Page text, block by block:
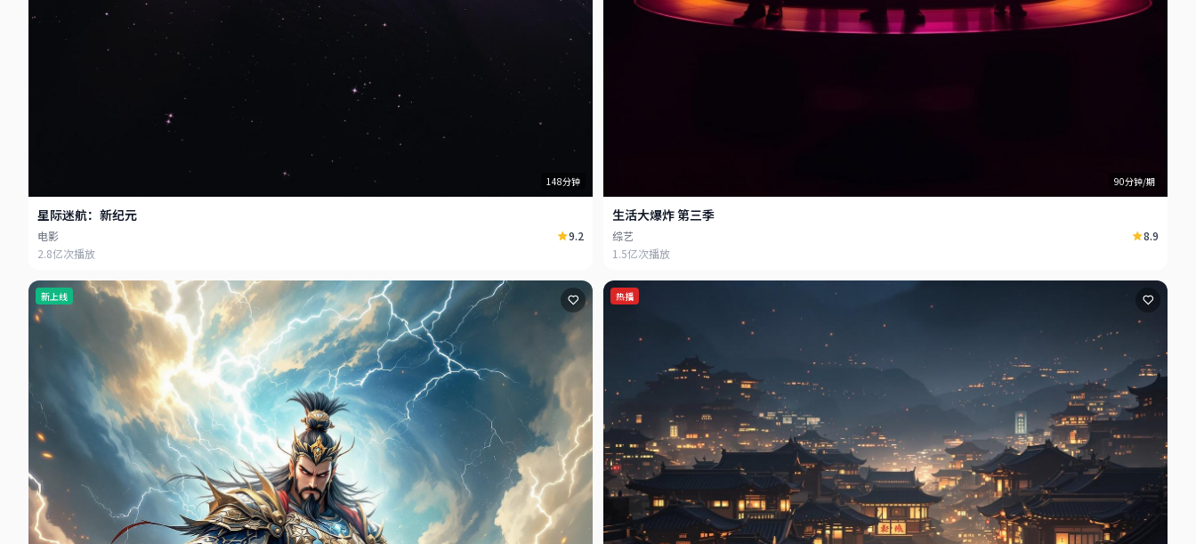
148分钟
星际迷航：新纪元
电影
9.2
2.8亿次播放
90分钟/期
生活大爆炸 第三季
综艺
8.9
1.5亿次播放
新上线 热播